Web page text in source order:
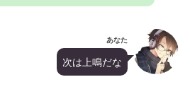
あなた
次は上鳴だな